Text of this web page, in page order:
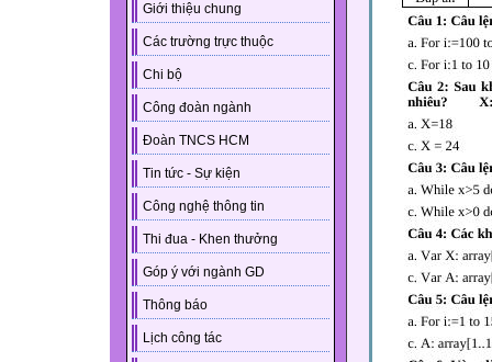
Giới thiệu chung
Các trường trực thuộc
Chi bộ
Công đoàn ngành
Đoàn TNCS HCM
Tin tức - Sự kiện
Công nghệ thông tin
Thi đua - Khen thưởng
Góp ý với ngành GD
Thông báo
Lịch công tác